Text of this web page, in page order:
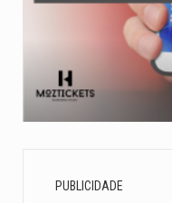
PUBLICIDADE